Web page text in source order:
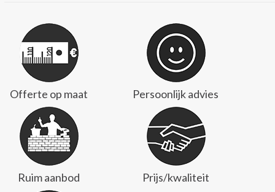
Offerte op maat Persoonlijk advies
Ruim aanbod Prijs/kwaliteit